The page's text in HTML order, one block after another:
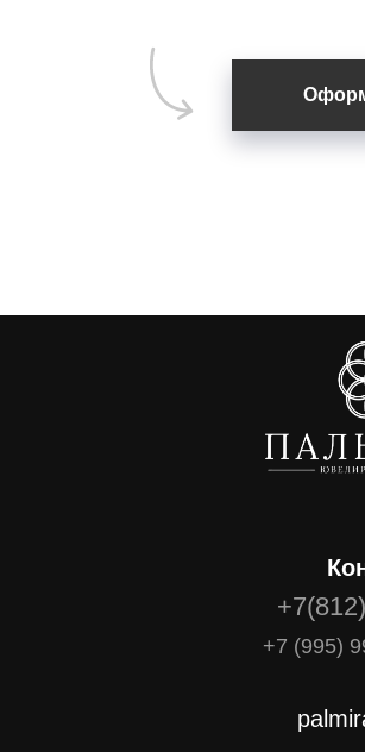
+7 (995)